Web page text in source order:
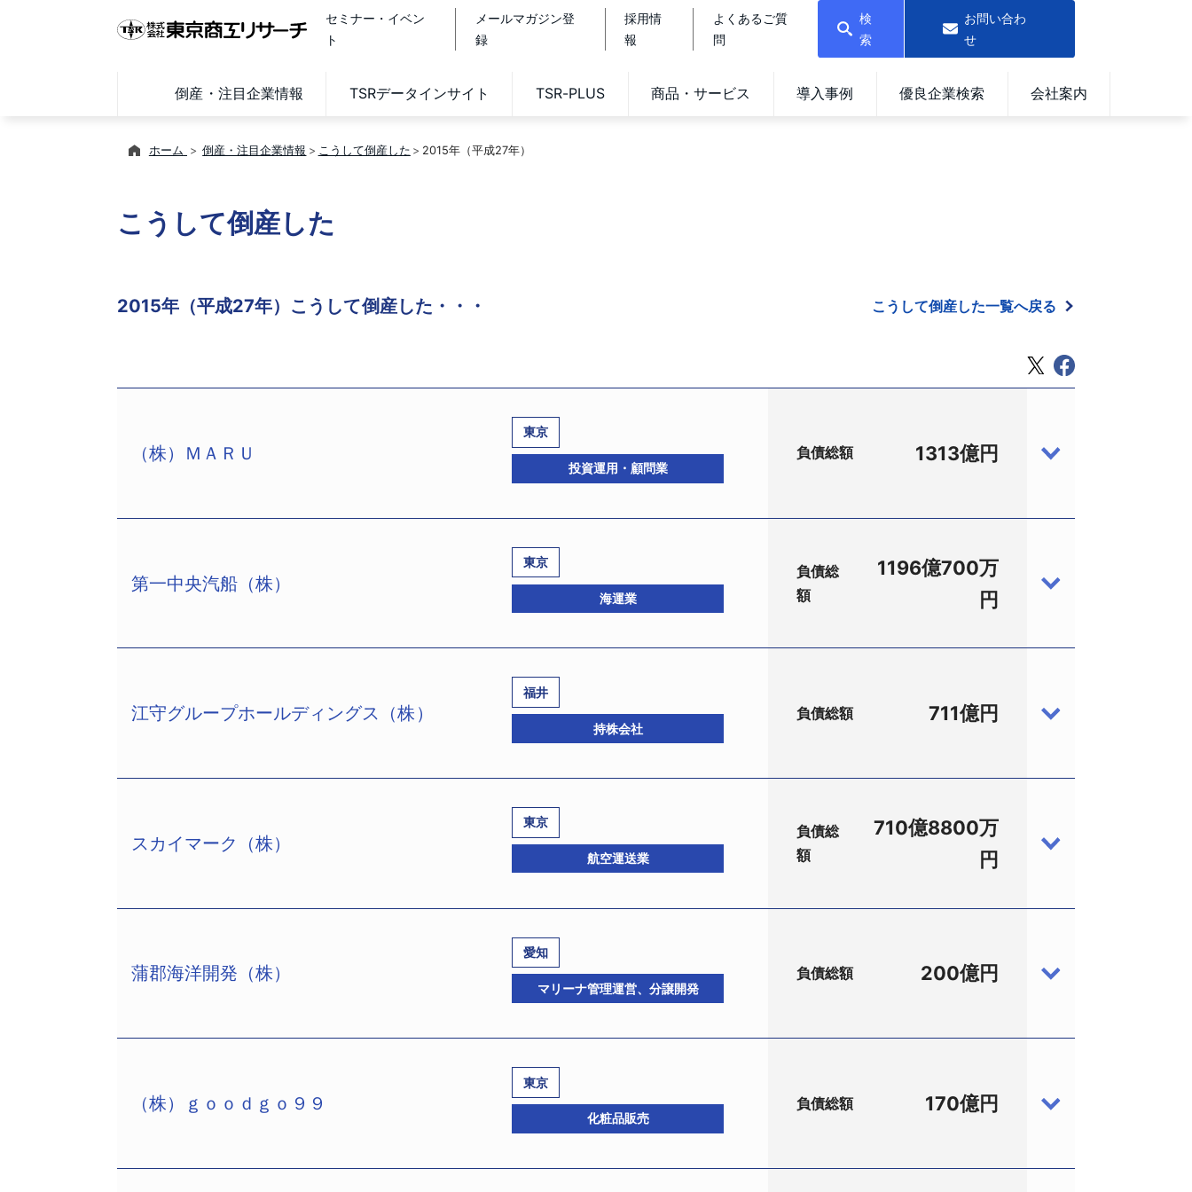
セミナー・イベン
ト
メールマガジン登
録
採用情
報
よくあるご質
問
検
索
お問い合わ
せ
倒産・注目企業情報 TSRデータインサイト TSR-PLUS 商品・サービス 導入事例 優良企業検索 会社案内
ホーム 倒産・注目企業情報 こうして倒産した 2015年（平成27年）
こうして倒産した
2015年（平成27年）こうして倒産した・・・ こうして倒産した一覧へ戻る
（株）ＭＡＲＵ
東京
投資運用・顧問業
負債総額 1313億円
平成24年2月24日、金融庁から1カ月間の業務停止命令と業務改善命令を受け、預かり資産の運用状況などの調査を受けていた（株）
日、東京地裁から破産開始決定を受けた。破産管財人には坂井秀行弁護士（アンダーソン・毛利・友常法律事務所、港区元赤坂1－2－7、電
社名変更した。年金基金約1850億円のうち1000億円以上については返済できなくなっており、これを含めた負債総額は債権者6名に対して約
1313億円。
現実離れした高利回りをうたっていたこともあって、当社には多くの厚生年金基金が積立金を預け運用を委託していた経緯があり、年金詐
第一中央汽船（株）
東京
海運業
負債総
額
1196億700万
円
第一中央汽船（株）（TSR企業コード:291084648、中央区新富2－14－4、設立昭和35年10月、資本金289億5841万150円、藥師寺正和社
坂1－12－32、電話03－5562－8500）ほか。負債総額は債権者約600名に対して約1196億700万円（保証債務含む）。
8800万円）、4月の江守グループホールディングス（株）（TSR企業コード:600000702、福井市、負債総額約711億円）に続き3件目。
海運業者の倒産としては平成24年7月の三光汽船（株）（TSR企業コード:290448557、東京都港区、会社更生法、負債総額約1558億円）
しかし、リーマン・ショック以降、海運市況の悪化で船腹過剰に陥り、需給不均衡から売上が減少。さらに原油価格の高騰から21年3月期
以降、23年3月期を除き赤字決算が続いていた。24年4－6月期決算以降は大幅な損失計上と資金繰り懸念から監査法人が「継続企業の前提
このため、26年2月より（株）商船三井（TSR企業コード:570384176、東京都港区）の支援を受け、子会社株式の譲渡、資産の売却、用船
しかし、27年3月期は中国の景気減速に伴う石炭輸入量減少など、市況低迷による運賃の下落もあって売上高は1237億9000万円に減少。
営業利益、経常利益ともに赤字を計上した。
28年3月期に入り、東京電力向け石炭専用船輸送事業と子会社株式を商船三井に譲渡するなど債務の圧縮を進めていたが、業績好転が見込
江守グループホールディングス（株）
福井
持株会社
負債総額 711億円
東証１部上場の江守グループホールディングス（株）（TSR企業コード:600000702、福井市毛矢1－6－23、設立昭和33年5月、資本金17
監督委員には須藤英章弁護士（東京富士法律事務所、千代田区麹町3－3、電話03－3265－0691）が選任された。負債総額は約711億円
明治39年5月に薬種商「江守薬店」として創業、昭和33年5月（株）江守商店を設立、45年11月江守商事（株）へ改称した。染料や工業薬
品、化学品、合成樹脂、電子部品、情報機器等を中心に取り扱う商社として業容規模を拡大し、平成6年2月には株式を店頭登録。16年12月
売上高949億2800万円を計上、中国市場の旺盛な需要を背景に金属資源等のインフラ資材や食料品などの受注も増え、3年後の26年3月期に
は連結売上高2089億2600万円と倍増し、連結当期純利益も33億2300万円を計上して4年連続で過去最高を更新し、地域ごとのセグメント
新設分割の「江守商事」等国内外24社（うち国内6社、中国5社）の事業会社が入った。
スカイマーク（株）
東京
航空運送業
負債総
額
710億8800万
円
東証１部上場の航空会社スカイマーク（株）（TSR企業コード:293216444、大田区羽田空港3－5－7、設立平成8年11月、資本金141億
律事務所、中央区銀座8－9－11、電話03－3573－1578）が選任された。負債総額は約710億8800万円（キャンセル違約金を除く）。
（TSR企業コード:295556064、品川区）傘下の（株）日本航空インターナショナル（現：日本航空（株）、TSR企業コード:291141005、同
所）に続き2社目。
東証1部上場の旅行業者の（株）エイチ・アイ・エス（TSR企業コード:292203993、新宿区）からの出資を主体として設立。平成12年5月
蒲郡海洋開発（株）
愛知
マリーナ管理運営、分譲開発
負債総額 200億円
蒲郡海洋開発（株）（TSR企業コード：510110622、蒲郡市海陽町2－1、設立平成3年11月、資本金139億4700万円、代表清算人：堀井敦
昭和63年5月、蒲郡地区の新しいまちづくりに向けた大型プロジェクト事業として、海の軽井沢構想「ラグナックス・アイランド」が発
（株）ｇｏｏｄｇｏ９９
東京
化粧品販売
負債総額 170億円